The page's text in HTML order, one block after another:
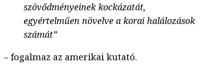
szövődményeinek kockázatát,
egyértelműen növelve a korai halálozások
számát”
– fogalmaz az amerikai kutató.